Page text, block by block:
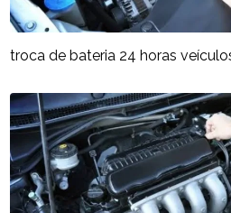
troca de bateria 24 horas